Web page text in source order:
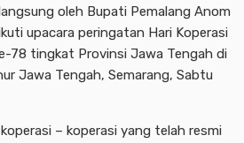
oleh Bupati Pemalang Anom
upacara peringatan Hari Koperasi
78 tingkat Provinsi Jawa Tengah di
Jawa Tengah, Semarang, Sabtu
– koperasi yang telah resmi